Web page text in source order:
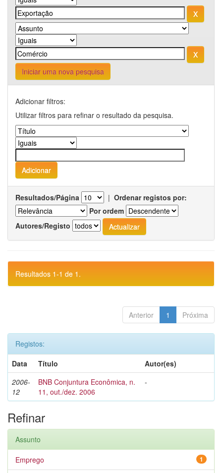
Iniciar uma nova pesquisa
Adicionar filtros:
Utilizar filtros para refinar o resultado da pesquisa.
Resultados/Página | Ordenar registos por:
Por ordem
Autores/Registo
Resultados 1-1 de 1.
Anterior 1 Próxima
Registos:
Data
Título
Autor(es)
2006-
12
BNB Conjuntura Econômica, n.
11, out./dez. 2006
-
Refinar
Assunto
1
Emprego